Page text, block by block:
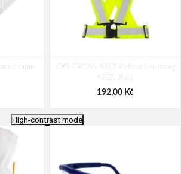
brýle
CXS CROSS BELT Reflexní elastický
KŘÍŽ, žlutý
192,00 Kč
High-contrast mode